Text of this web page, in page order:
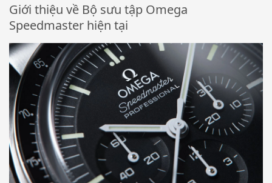
Giới thiệu về Bộ sưu tập Omega
Speedmaster hiện tại